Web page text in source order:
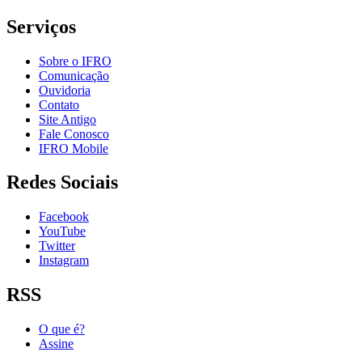
Serviços
Sobre o IFRO
Comunicação
Ouvidoria
Contato
Site Antigo
Fale Conosco
IFRO Mobile
Redes Sociais
Facebook
YouTube
Twitter
Instagram
RSS
O que é?
Assine